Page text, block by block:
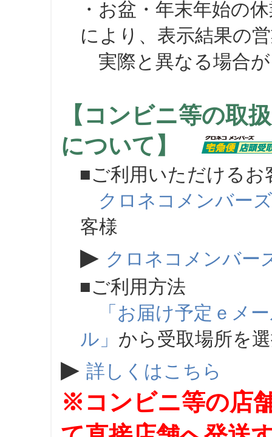
・お盆・年末年始の
により、表示結果の
実際と異なる場合が
【コンビニ等の取
について】
■ご利用いただけるお
クロネコメンバーズ
客様
▶ クロネコメンバー
■ご利用方法
「お届け予定ｅメ
ル」 から受取場所を
▶ 詳しくはこちら
※コンビニ等の店